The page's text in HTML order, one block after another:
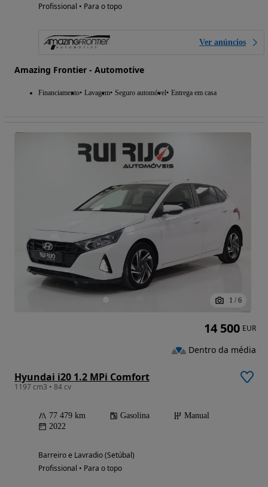
Profissional • Para o topo
Ver anúncios
Amazing Frontier - Automotive
Financiamento Lavagem Seguro automóvel Entrega em casa
1 / 6
Hyundai i20 1.2 MPi Comfort
1197 cm3 • 84 cv
77 479 km Gasolina
Manual
2022
Barreiro e Lavradio (Setúbal)
Profissional • Para o topo
14 500 EUR
Dentro da média